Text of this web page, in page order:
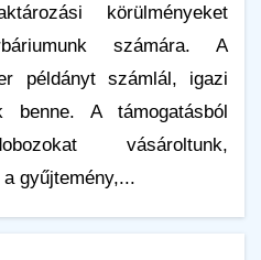
körülményeket
számára. A
példányt számlál, igazi
benne. A támogatásból
vásároltunk,
gyűjtemény,...